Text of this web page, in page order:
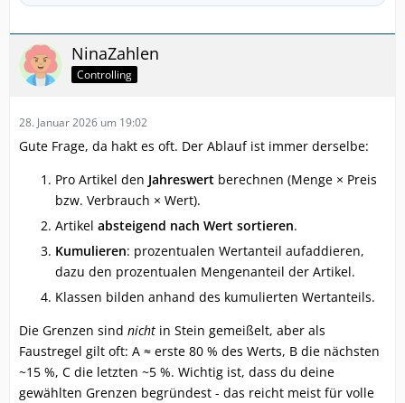
NinaZahlen
Controlling
28. Januar 2026 um 19:02
Gute Frage, da hakt es oft. Der Ablauf ist immer derselbe:
Pro Artikel den Jahreswert berechnen (Menge × Preis
bzw. Verbrauch × Wert).
Artikel absteigend nach Wert sortieren.
Kumulieren: prozentualen Wertanteil aufaddieren,
dazu den prozentualen Mengenanteil der Artikel.
Klassen bilden anhand des kumulierten Wertanteils.
Die Grenzen sind nicht in Stein gemeißelt, aber als
Faustregel gilt oft: A ≈ erste 80 % des Werts, B die nächsten
~15 %, C die letzten ~5 %. Wichtig ist, dass du deine
gewählten Grenzen begründest - das reicht meist für volle